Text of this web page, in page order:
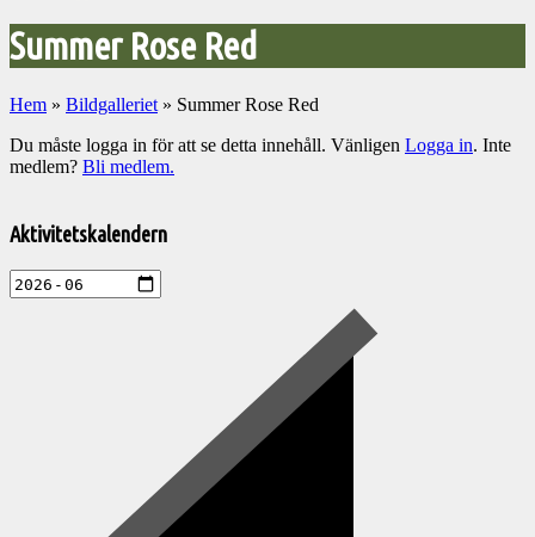
Summer Rose Red
Hem » Bildgalleriet » Summer Rose Red
Du måste logga in för att se detta innehåll. Vänligen Logga in. Inte
medlem? Bli medlem.
till
aktiviteter
Aktivitetskalendern